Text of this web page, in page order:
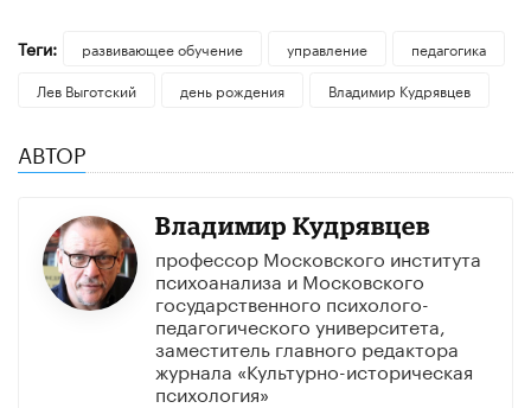
Теги: развивающее обучение управление
педагогика
Лев Выготский
день рождения Владимир Кудрявцев
АВТОР
Владимир Кудрявцев
профессор Московского института
психоанализа и Московского
государственного психолого-
педагогического университета,
заместитель главного редактора
журнала «Культурно-историческая
психология»